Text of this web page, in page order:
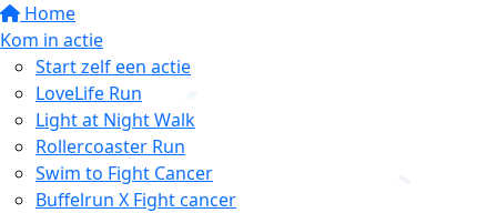
Home
Kom in actie
Start zelf een actie
LoveLife Run
Light at Night Walk
Rollercoaster Run
Swim to Fight Cancer
Buffelrun X Fight cancer